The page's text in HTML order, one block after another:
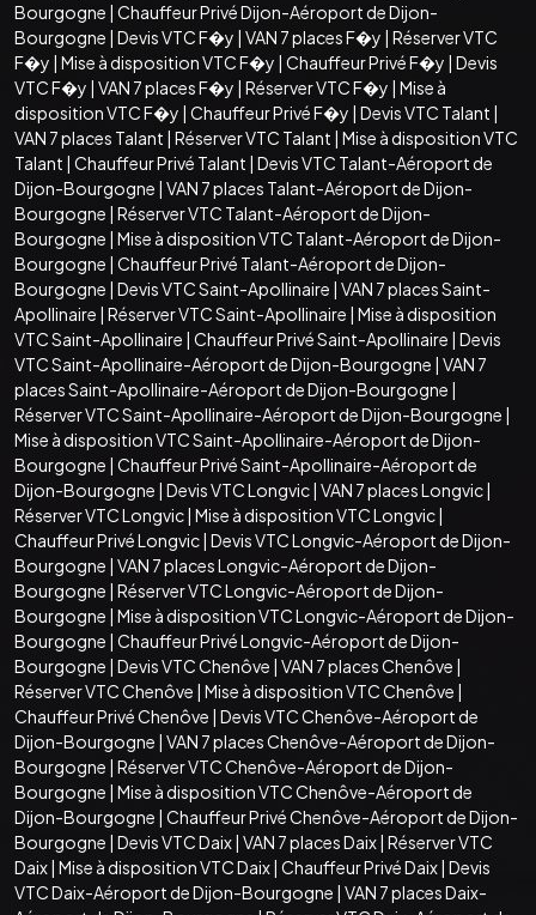
Bourgogne | Chauffeur Privé Dijon-Aéroport de Dijon-
Bourgogne | Devis VTC F�y | VAN 7 places F�y | Réserver VTC
F�y | Mise à disposition VTC F�y | Chauffeur Privé F�y | Devis
VTC F�y | VAN 7 places F�y | Réserver VTC F�y | Mise à
disposition VTC F�y | Chauffeur Privé F�y | Devis VTC Talant |
VAN 7 places Talant | Réserver VTC Talant | Mise à disposition VTC
Talant | Chauffeur Privé Talant | Devis VTC Talant-Aéroport de
Dijon-Bourgogne | VAN 7 places Talant-Aéroport de Dijon-
Bourgogne | Réserver VTC Talant-Aéroport de Dijon-
Bourgogne | Mise à disposition VTC Talant-Aéroport de Dijon-
Bourgogne | Chauffeur Privé Talant-Aéroport de Dijon-
Bourgogne | Devis VTC Saint-Apollinaire | VAN 7 places Saint-
Apollinaire | Réserver VTC Saint-Apollinaire | Mise à disposition
VTC Saint-Apollinaire | Chauffeur Privé Saint-Apollinaire | Devis
VTC Saint-Apollinaire-Aéroport de Dijon-Bourgogne | VAN 7
places Saint-Apollinaire-Aéroport de Dijon-Bourgogne |
Réserver VTC Saint-Apollinaire-Aéroport de Dijon-Bourgogne |
Mise à disposition VTC Saint-Apollinaire-Aéroport de Dijon-
Bourgogne | Chauffeur Privé Saint-Apollinaire-Aéroport de
Dijon-Bourgogne | Devis VTC Longvic| VAN 7 places Longvic|
Réserver VTC Longvic| Mise à disposition VTC Longvic|
Chauffeur Privé Longvic| Devis VTC Longvic-Aéroport de Dijon-
Bourgogne | VAN 7 places Longvic-Aéroport de Dijon-
Bourgogne | Réserver VTC Longvic-Aéroport de Dijon-
Bourgogne | Mise à disposition VTC Longvic-Aéroport de Dijon-
Bourgogne | Chauffeur Privé Longvic-Aéroport de Dijon-
Bourgogne | Devis VTC Chenôve | VAN 7 places Chenôve |
Réserver VTC Chenôve | Mise à disposition VTC Chenôve |
Chauffeur Privé Chenôve | Devis VTC Chenôve-Aéroport de
Dijon-Bourgogne | VAN 7 places Chenôve-Aéroport de Dijon-
Bourgogne | Réserver VTC Chenôve-Aéroport de Dijon-
Bourgogne | Mise à disposition VTC Chenôve-Aéroport de
Dijon-Bourgogne | Chauffeur Privé Chenôve-Aéroport de Dijon-
Bourgogne | Devis VTC Daix| VAN 7 places Daix| Réserver VTC
Daix| Mise à disposition VTC Daix| Chauffeur Privé Daix| Devis
VTC Daix-Aéroport de Dijon-Bourgogne | VAN 7 places Daix-